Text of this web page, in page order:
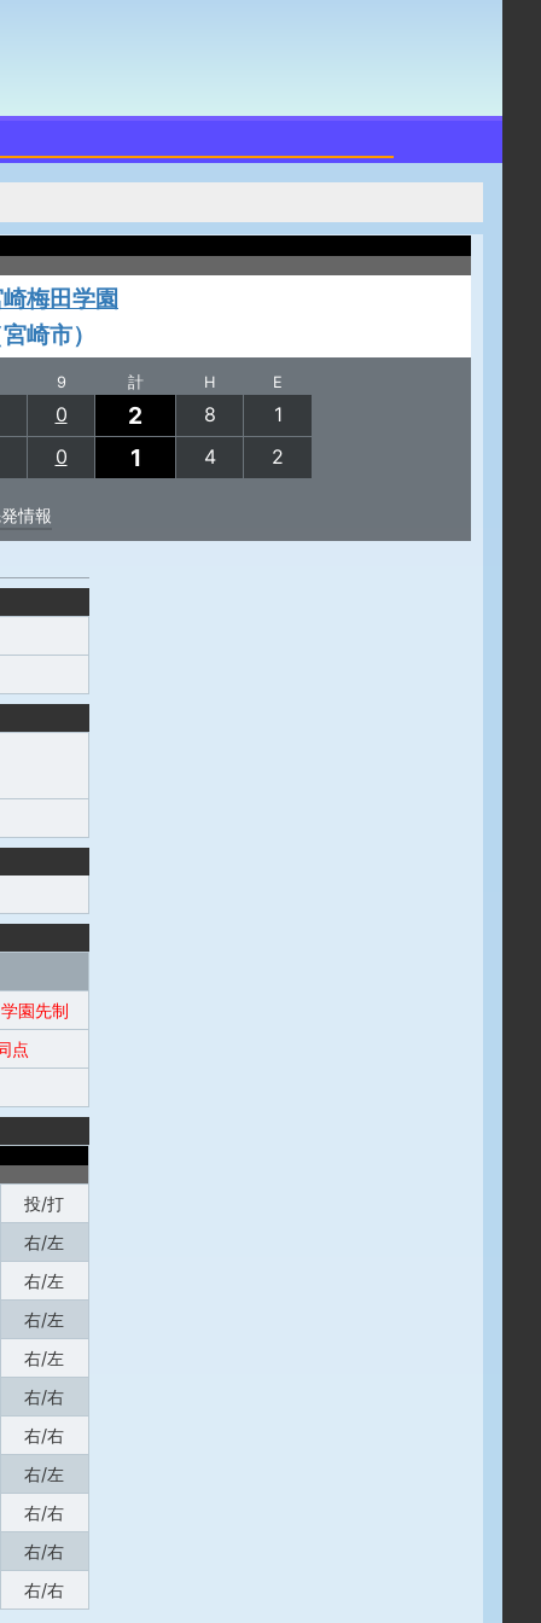
梅田学園
崎市）
9 計 H E
0 2 8
1
0
1 4 2
情報
園先制
点
投/打
右/左
右/左
右/左
右/左
右/右
右/右
右/左
右/右
右/右
右/右